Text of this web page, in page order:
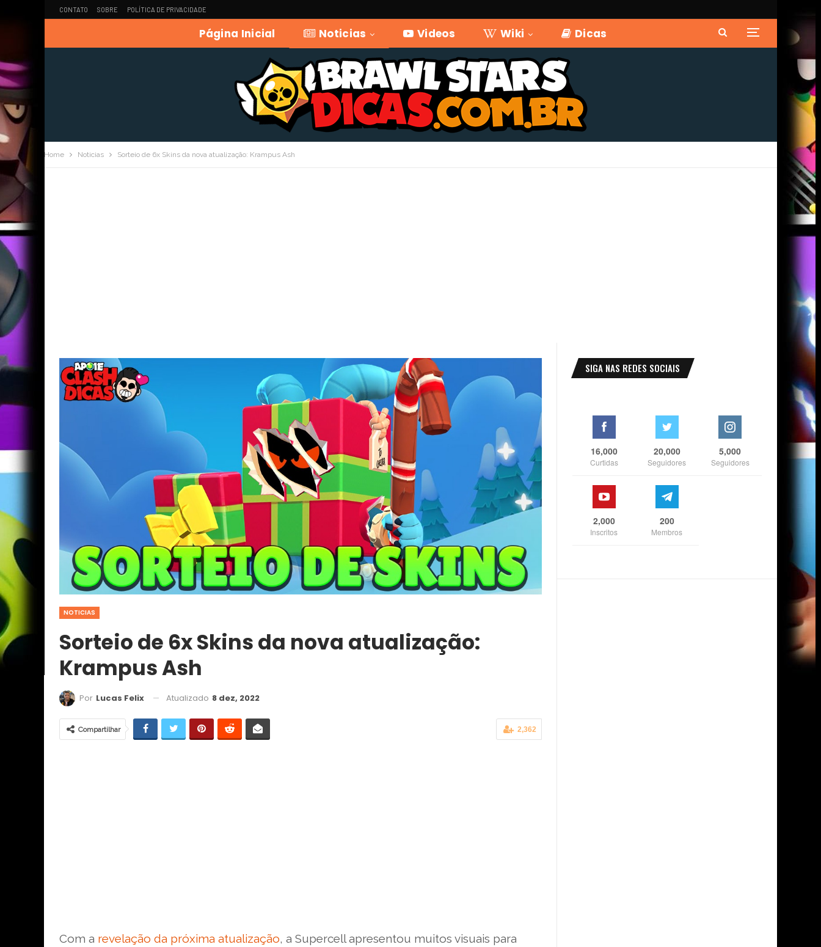
CONTATO SOBRE POLÍTICA DE PRIVACIDADE
Página Inicial Noticias Videos Wiki Dicas
Home Noticias Sorteio de 6x Skins da nova atualização: Krampus Ash
NOTICIAS
Sorteio de 6x Skins da nova atualização:
Krampus Ash
Por Lucas Felix Atualizado 8 dez, 2022
2,362
Compartilhar
Com a revelação da próxima atualização, a Supercell apresentou muitos visuais para
SIGA NAS REDES SOCIAIS
16,000
Curtidas
20,000
Seguidores
5,000
Seguidores
2,000
Inscritos
200
Membros